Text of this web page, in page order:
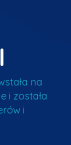
na
i została
i